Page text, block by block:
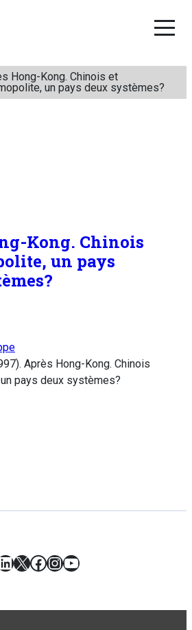
Hong-Kong. Chinois et
un pays deux systèmes?
Kong. Chinois
un pays
Après Hong-Kong. Chinois
pays deux systèmes?
X Facebook
Instagram
YouTube